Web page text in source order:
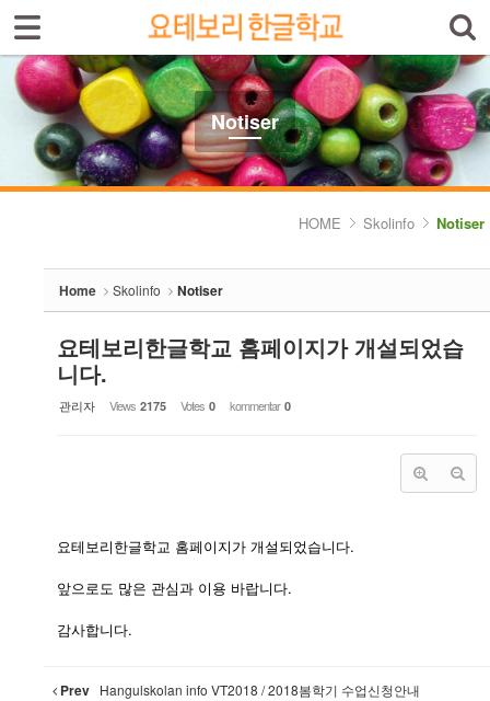
Notiser
HOME Skolinfo Notiser
Home Skolinfo Notiser
요테보리한글학교 홈페이지가 개설되었습
니다.
관리자 Views 2175 Votes 0 kommentar 0
요테보리한글학교 홈페이지가 개설되었습니다.
앞으로도 많은 관심과 이용 바랍니다.
감사합니다.
Prev Hangulskolan info VT2018 / 2018봄학기 수업신청안내
Sign In Sign Up
Select language
Introduktion av skolan
Skolinfo
Photoalbum
Lärarinfo
Sketchbook5, 스케치북5
Sketchbook5, 스케치북5